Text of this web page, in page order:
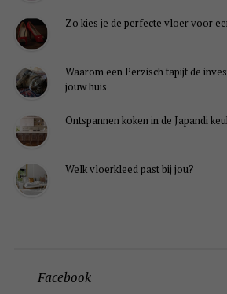
Zo kies je de perfecte vloer voor
Waarom een Perzisch tapijt de
jouw huis
Ontspannen koken in de Japandi
Welk vloerkleed past bij jou?
Facebook